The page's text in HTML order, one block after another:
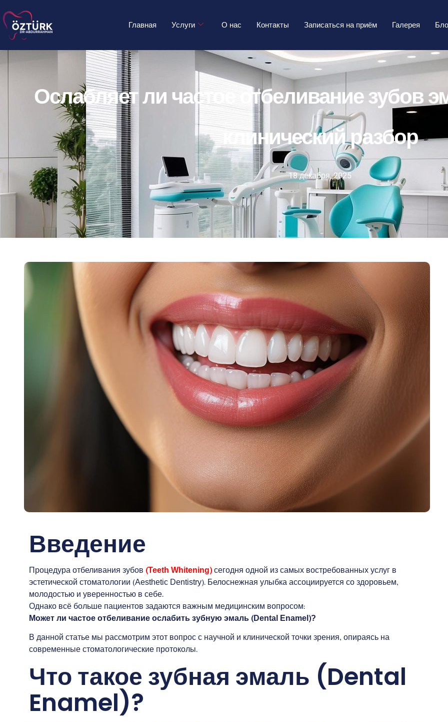
Главная Услуги О нас Контакты Записаться на приём Галерея
Home
Ослабляет ли частое отбеливание зубов
клинический разбор
18 декабря, 2025
Введение
Процедура отбеливания зубов (Teeth Whitening)сегодня одной из самых востребованных услуг в
эстетической стоматологии (Aesthetic Dentistry). Белоснежная улыбка ассоциируется со здоровьем,
молодостью и уверенностью в себе.
Однако всё больше пациентов задаются важным медицинским вопросом:
Может ли частое отбеливание ослабить зубную эмаль (Dental Enamel)?
В данной статье мы рассмотрим этот вопрос с научной и клинической точки зрения, опираясь на
современные стоматологические протоколы.
Что такое зубная эмаль (Dental
Enamel)?